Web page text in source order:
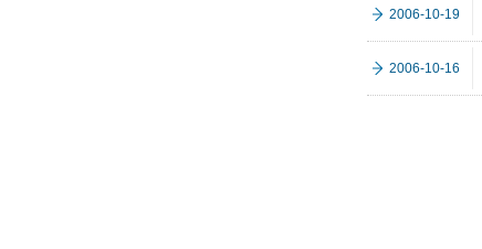
2006-10-19
2006-10-16